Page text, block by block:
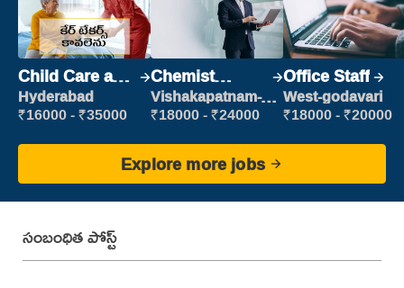
Child Care and
Patient care
Hyderabad
₹16000 - ₹35000
Chemist
Production
Executive
Vishakapatnam-
new
₹18000 - ₹24000
Office Staff
West-godavari
₹18000 - ₹20000
Explore more jobs
సంబంధిత పోస్ట్